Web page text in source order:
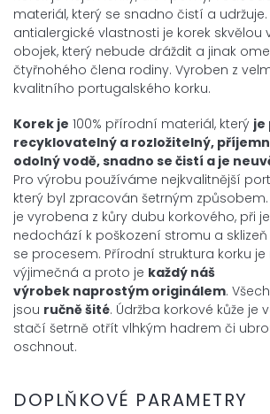
materiál, který se snadno čistí a
antialergické vlastnosti je korek skvělou
obojek, který nebude dráždit a jinak
čtyřnohého člena rodiny. Vyroben z
kvalitního portugalského korku.
Korek je 100% přírodní materiál, který je
recyklovatelný a rozložitelný,
odolný vodě, snadno se čistí a je
Pro výrobu používáme nejkvalitnější
který byl zpracován šetrným způsobem.
je vyrobena z kůry dubu korkového, při
nedochází k poškození stromu a
se procesem. Přírodní struktura korku
výjimečná a proto je každý náš
výrobek naprostým originálem.
jsou ručně šité. Údržba korkové kůže je
stačí šetrně otřít vlhkým hadrem či
oschnout.
DOPLŇKOVÉ PARAMETRY